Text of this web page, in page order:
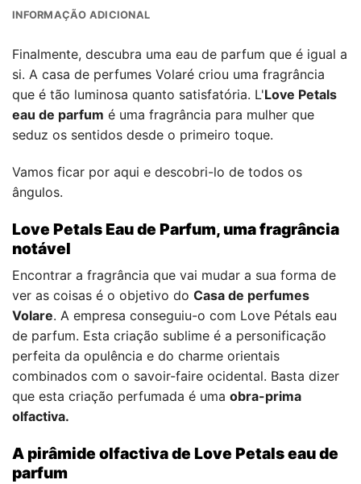
INFORMAÇÃO ADICIONAL
Finalmente, descubra uma eau de parfum que é igual a
si. A casa de perfumes Volaré criou uma fragrância
que é tão luminosa quanto satisfatória. L'Love Petals
eau de parfum é uma fragrância para mulher que
seduz os sentidos desde o primeiro toque.
Vamos ficar por aqui e descobri-lo de todos os
ângulos.
Love Petals Eau de Parfum, uma fragrância
notável
Encontrar a fragrância que vai mudar a sua forma de
ver as coisas é o objetivo do Casa de perfumes
Volare. A empresa conseguiu-o com Love Pétals eau
de parfum. Esta criação sublime é a personificação
perfeita da opulência e do charme orientais
combinados com o savoir-faire ocidental. Basta dizer
que esta criação perfumada é uma obra-prima
olfactiva.
A pirâmide olfactiva de Love Petals eau de
parfum